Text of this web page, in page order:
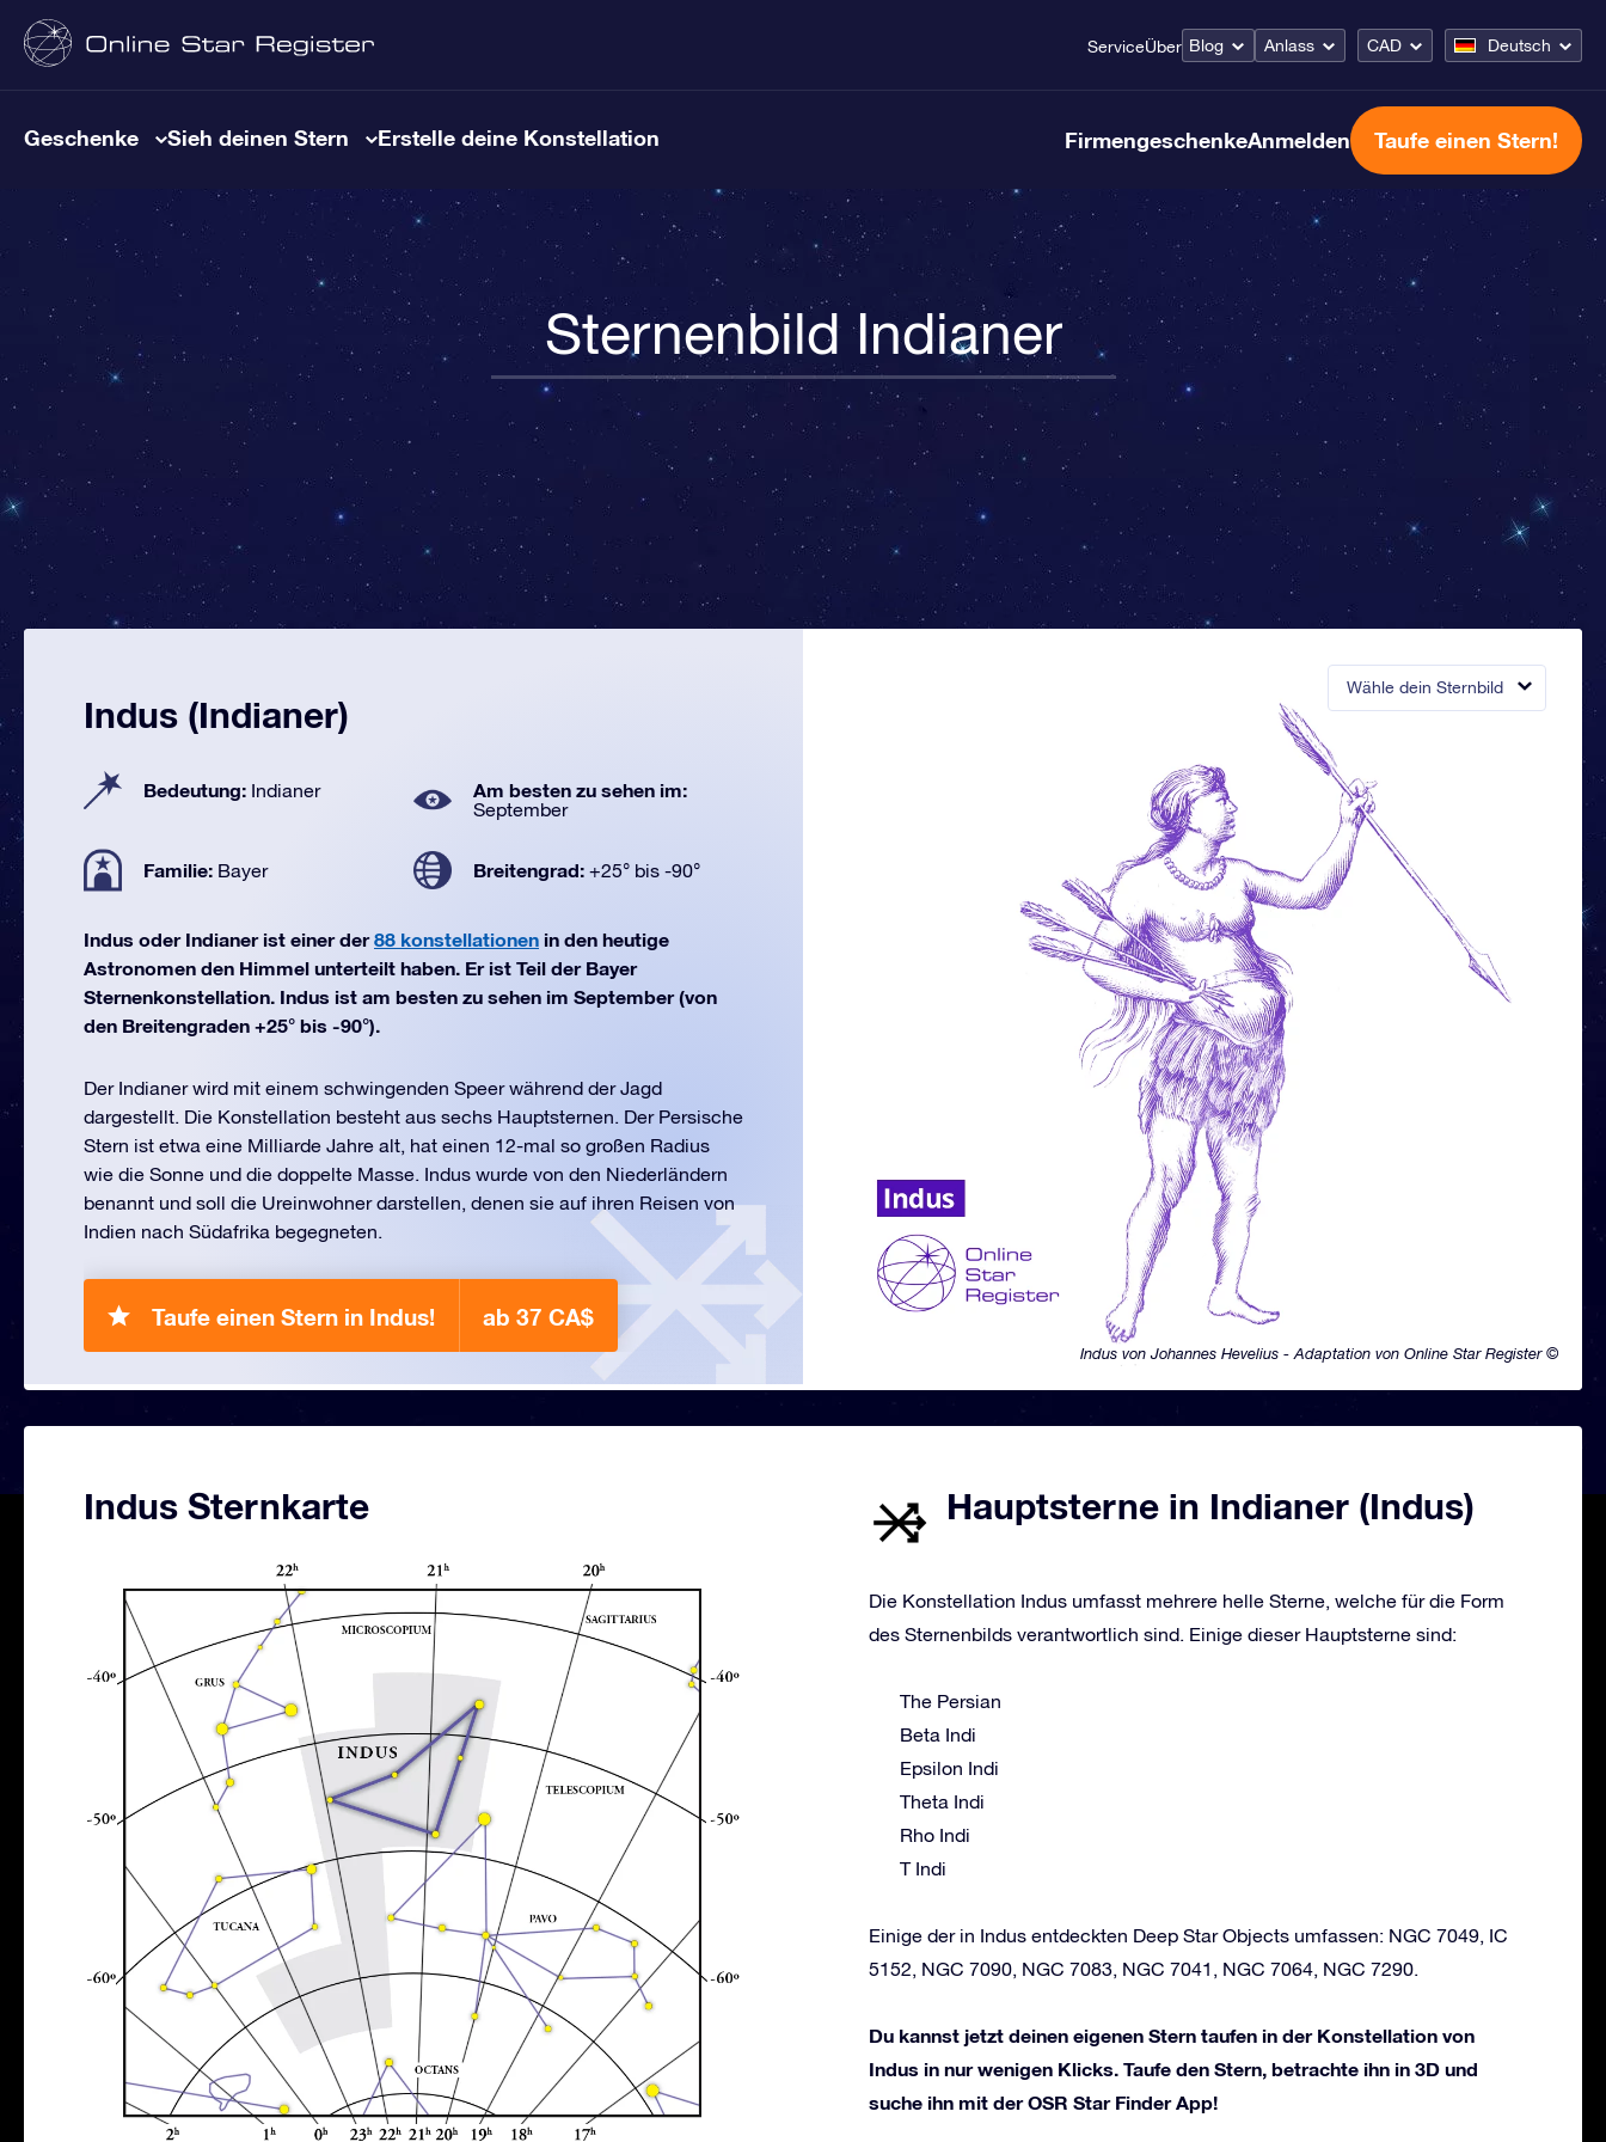
ServiceÜber Blog Anlass CAD Deutsch
Geschenke Sieh deinen Stern Erstelle deine Konstellation FirmengeschenkeAnmelden Taufe einen Stern!
Sternenbild Indianer
Wähle dein Sternbild
Indus von Johannes Hevelius - Adaptation von Online Star Register ©
Indus (Indianer)
Bedeutung: Indianer Am besten zu sehen im:
September
Familie: Bayer Breitengrad: +25° bis -90°
Indus oder Indianer ist einer der88 konstellationen in den heutige
Astronomen den Himmel unterteilt haben. Er ist Teil der Bayer
Sternenkonstellation. Indus ist am besten zu sehen im September (von
den Breitengraden +25° bis -90°).
Der Indianer wird mit einem schwingenden Speer während der Jagd
dargestellt. Die Konstellation besteht aus sechs Hauptsternen. Der Persische
Stern ist etwa eine Milliarde Jahre alt, hat einen 12-mal so großen Radius
wie die Sonne und die doppelte Masse. Indus wurde von den Niederländern
benannt und soll die Ureinwohner darstellen, denen sie auf ihren Reisen von
Indien nach Südafrika begegneten.
Taufe einen Stern in Indus! ab 37 CA$
Indus Sternkarte Hauptsterne in Indianer (Indus)
Die Konstellation Indus umfasst mehrere helle Sterne, welche für die Form
des Sternenbilds verantwortlich sind. Einige dieser Hauptsterne sind:
The Persian
Beta Indi
Epsilon Indi
Theta Indi
Rho Indi
T Indi
Einige der in Indus entdeckten Deep Star Objects umfassen: NGC 7049, IC
5152, NGC 7090, NGC 7083, NGC 7041, NGC 7064, NGC 7290.
Du kannst jetzt deinen eigenen Stern taufen in der Konstellation von
Indus in nur wenigen Klicks. Taufe den Stern, betrachte ihn in 3D und
suche ihn mit der OSR Star Finder App!